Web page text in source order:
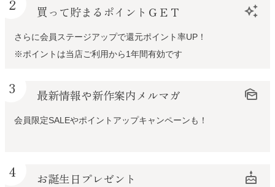
2 買って貯まるポイントＧＥＴ auto_awesome
さらに会員ステージアップで還元ポイント率UP！
※ポイントは当店ご利用から1年間有効です
3 最新情報や新作案内メルマガ mark_as_unread
会員限定SALEやポイントアップキャンペーンも！
4 お誕生日プレゼント cake